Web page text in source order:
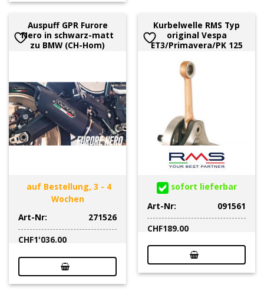
Auspuff GPR Furore
Nero in schwarz-matt
zu BMW (CH-Hom)
auf Bestellung, 3 - 4
Wochen
Art-Nr:
271526
CHF1'036.00
Kurbelwelle RMS Typ
original Vespa
ET3/Primavera/PK 125
sofort lieferbar
Art-Nr:
091561
CHF189.00